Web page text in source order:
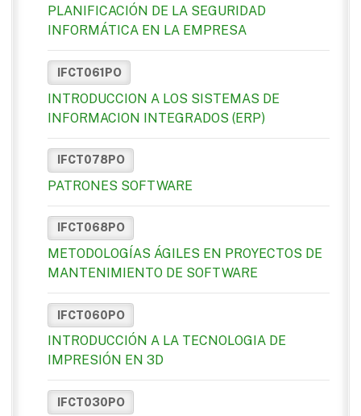
PLANIFICACIÓN DE LA SEGURIDAD
INFORMÁTICA EN LA EMPRESA
IFCT061PO
INTRODUCCION A LOS SISTEMAS DE
INFORMACION INTEGRADOS (ERP)
IFCT078PO
PATRONES SOFTWARE
IFCT068PO
METODOLOGÍAS ÁGILES EN PROYECTOS DE
MANTENIMIENTO DE SOFTWARE
IFCT060PO
INTRODUCCIÓN A LA TECNOLOGIA DE
IMPRESIÓN EN 3D
IFCT030PO